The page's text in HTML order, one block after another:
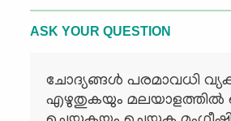
ASK YOUR QUESTION
ചോദ്യങ്ങള്‍ പരമാവധി
എഴുതുകയും മലയാളത്തില്‍